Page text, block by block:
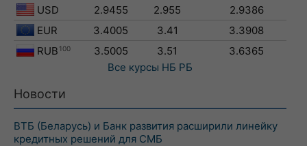
USD 2.9455 2.955
2.9386
EUR
3.4005 3.41
3.3908
RUB 100 3.5005 3.51
3.6365
Все курсы НБ РБ
Новости
ВТБ (Беларусь) и Банк развития расширили линейку
кредитных решений для СМБ